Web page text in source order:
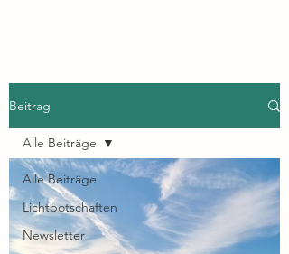
Beitrag
Alle Beiträge
Lichtbotschaften
Newsletter
Alle Beiträge